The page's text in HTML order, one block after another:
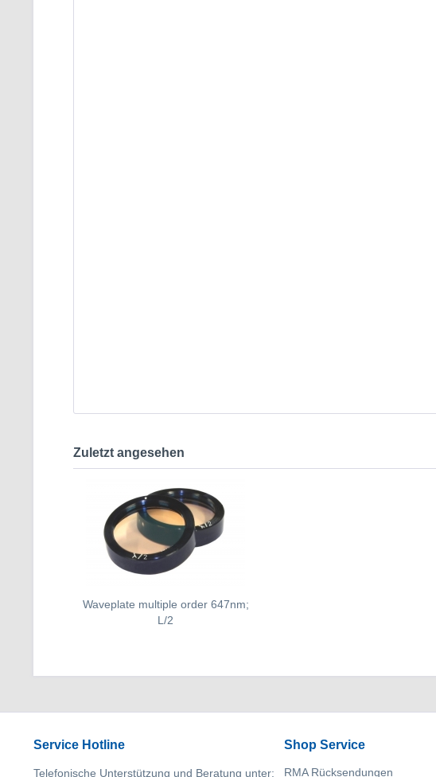
Zuletzt angesehen
Waveplate multiple order 647nm;
L/2
Service Hotline
Telefonische Unterstützung und Beratung unter:
Shop Service
RMA Rücksendungen